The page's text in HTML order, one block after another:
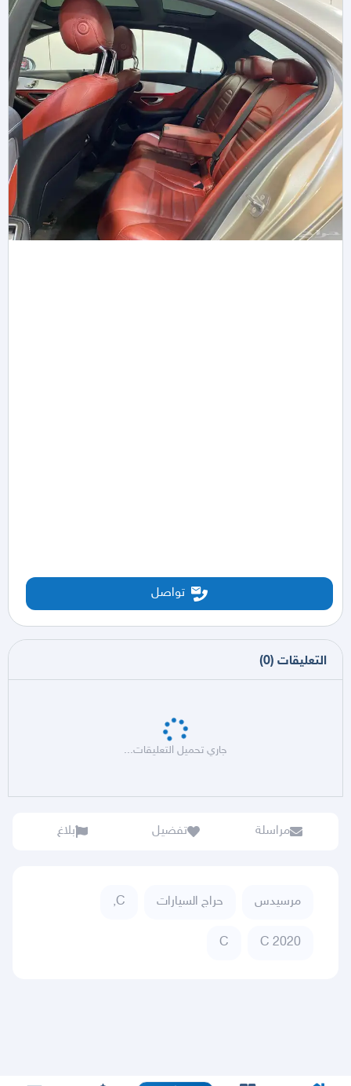
تواصل
التعليقات (
0
)
جاري تحميل التعليقات...
مراسلة تفضيل بلاغ
مرسيدس حراج السيارات C,
C 2020
C